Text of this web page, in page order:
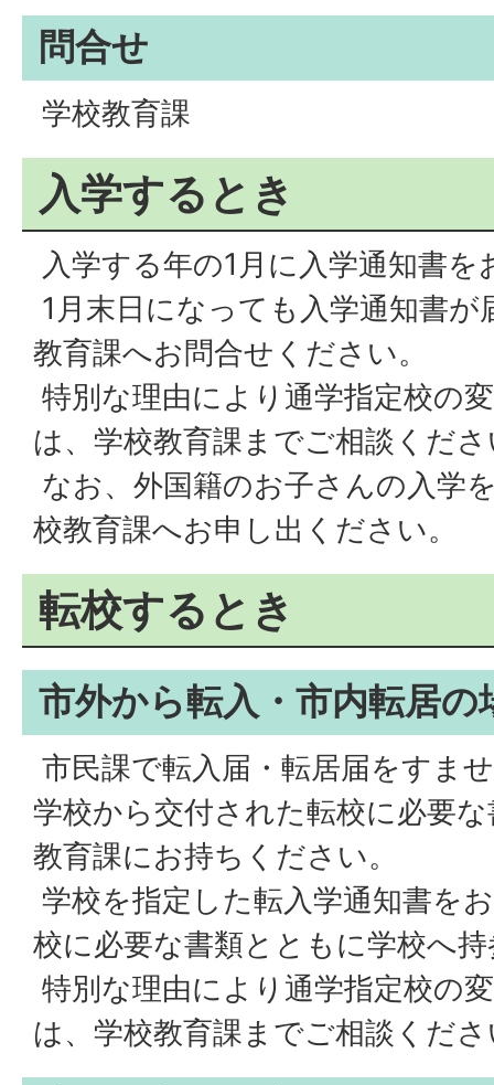
問合せ
学校教育課
入学するとき
入学する年の1月に入学通知書
1月末日になっても入学通知書
教育課へお問合せください。
特別な理由により通学指定校の
は、学校教育課までご相談くだ
なお、外国籍のお子さんの入学
校教育課へお申し出ください。
転校するとき
市外から転入・市内転居の
市民課で転入届・転居届をすま
学校から交付された転校に必要
教育課にお持ちください。
学校を指定した転入学通知書を
校に必要な書類とともに学校へ
特別な理由により通学指定校の
は、学校教育課までご相談くだ